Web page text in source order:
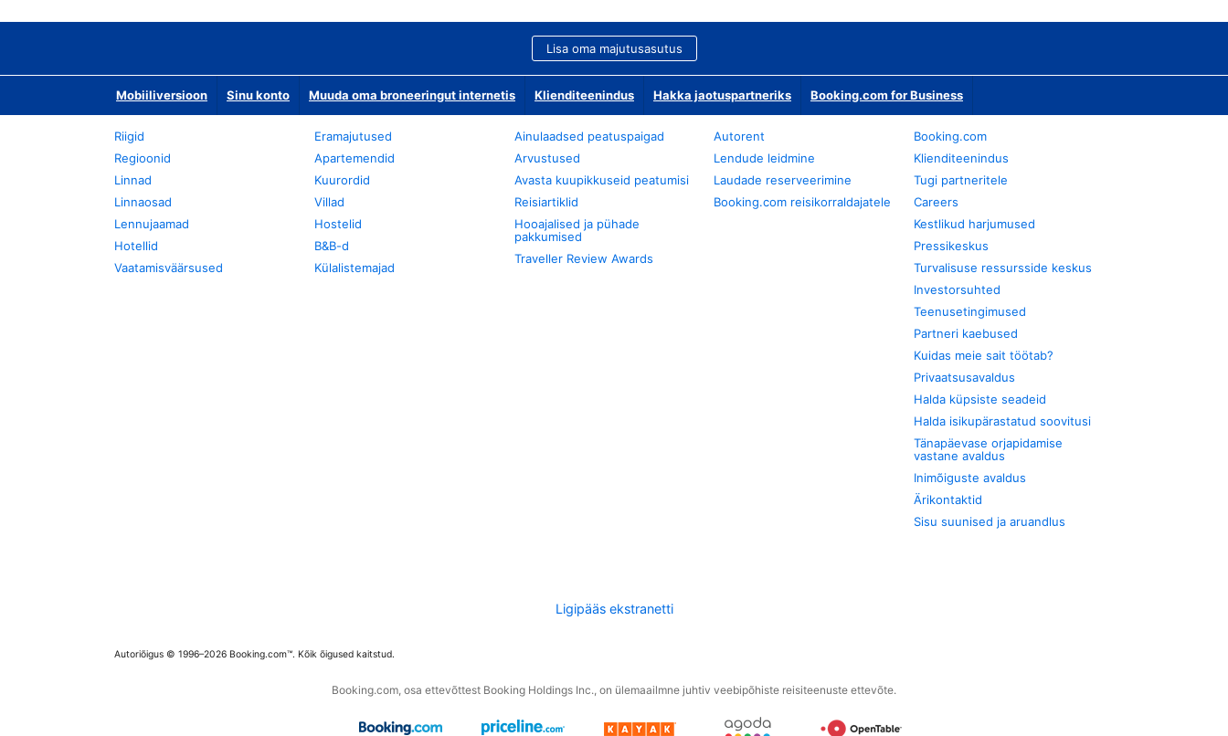
Lisa oma majutusasutus
Mobiiliversioon Sinu konto Muuda oma broneeringut internetis Klienditeenindus Hakka jaotuspartneriks Booking.com for Business
Riigid
Regioonid
Linnad
Linnaosad
Lennujaamad
Hotellid
Vaatamisväärsused
Eramajutused
Apartemendid
Kuurordid
Villad
Hostelid
B&B-d
Külalistemajad
Ainulaadsed peatuspaigad
Arvustused
Avasta kuupikkuseid peatumisi
Reisiartiklid
Hooajalised ja pühade
pakkumised
Traveller Review Awards
Autorent
Lendude leidmine
Laudade reserveerimine
Booking.com reisikorraldajatele
Booking.com
Klienditeenindus
Tugi partneritele
Careers
Kestlikud harjumused
Pressikeskus
Turvalisuse ressursside keskus
Investorsuhted
Teenusetingimused
Partneri kaebused
Kuidas meie sait töötab?
Privaatsusavaldus
Halda küpsiste seadeid
Halda isikupärastatud soovitusi
Tänapäevase orjapidamise
vastane avaldus
Inimõiguste avaldus
Ärikontaktid
Sisu suunised ja aruandlus
Ligipääs ekstranetti
Autoriõigus © 1996–2026 Booking.com™. Kõik õigused kaitstud.
Booking.com, osa ettevõttest Booking Holdings Inc., on ülemaailmne juhtiv veebipõhiste reisiteenuste ettevõte.